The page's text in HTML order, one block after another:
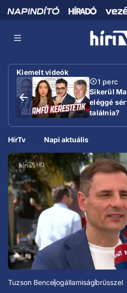
Kiemelt videók
1 perc
Sikerül
eléggé
találnia?
HírTv Napi aktuális
Tuzson Bencejogállamiságbrüsszel